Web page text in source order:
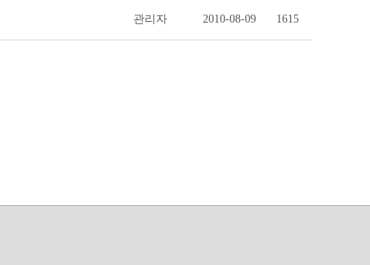
관리자 2010-08-09 1615